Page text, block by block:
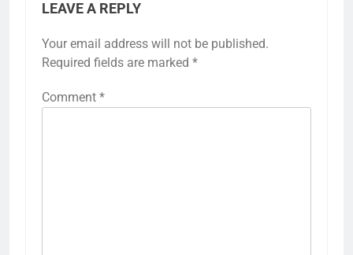
LEAVE A REPLY
Your email address will not be published.
Required fields are marked *
Comment *